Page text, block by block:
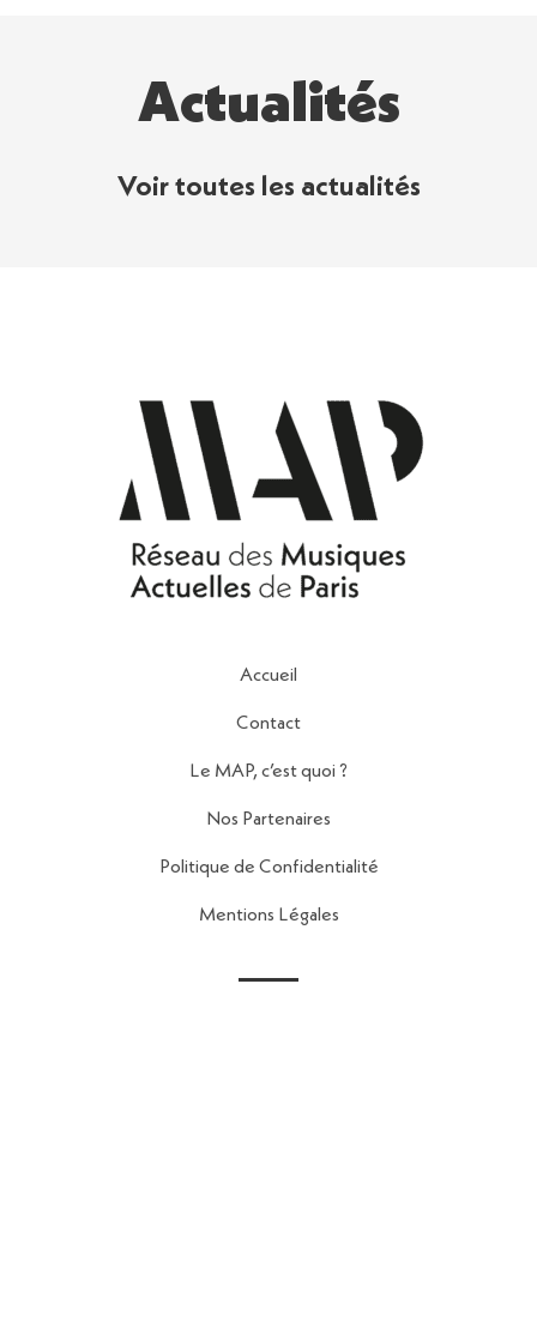
Actualités
Voir toutes les actualités
Accueil
Contact
Le MAP, c’est quoi ?
Nos Partenaires
Politique de Confidentialité
Mentions Légales